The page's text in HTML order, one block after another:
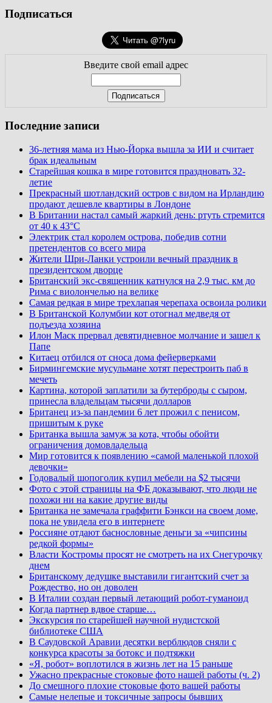
Подписаться
Введите свой email адрес
Последние записи
36-летняя мама из Нью-Йорка вышла за ИИ и считает
брак идеальным
Старейшая кошка в мире готовится праздновать 32-
летие
Прекрасный шотландский остров с видом на Ирландию
продают дешевле квартиры в Лондоне
В Британии настал самый жаркий день: ртуть стремится
от 40 к 43°C
Электрик стал королем острова, победив сотни
претендентов со всего мира
Жители Шри-Ланки устроили вечный праздник в
президентском дворце
Британский экс-священник катнулся на 2,9 тыс. км до
Рима с виолончелью на велике
Самая редкая в мире трехлапая черепаха освоила ролики
В Британской Колумбии кот отогнал медведя от
подъезда хозяина
Илон Маск прервал девятидневное молчание и зашел к
Папе
Китаец отбился от сноса дома фейерверками
Бирмингемские мусульмане хотят перестроить паб в
мечеть
Картина, которой заплатили за бутерброды с сыром,
принесла владельцам тысячи долларов
Британец из-за пандемии 6 лет прожил с пенисом,
пришитым к руке
Британка вышла замуж за кота, чтобы обойти
ограничения домовладельца
Мир готовится к появлению «самой маленькой плохой
девочки»
Годовалый шопоголик купил мебели на $2 тысячи
Фото с этой страницы на ФБ доказывают, что люди не
похожи ни на какие другие виды
Британка не замечала граффити Бэнкси на своем доме,
пока не увидела его в интернете
Россияне отдают баснословные деньги за «чипсины
редкой формы»
Власти Костромы просят не смотреть на их Снегурочку
днем
Британскому дедушке выставили гигантский счет за
Рождество, но он доволен
В Италии создан первый летающий робот-гуманоид
Когда партнер вдвое старше…
Экскурсия по старейшей научной нудистской
библиотеке США
В Саудовской Аравии десятки верблюдов сняли с
конкурса красоты за ботокс и подтяжки
«Я, робот» воплотился в жизнь лет на 15 раньше
Ужасно прекрасные стоковые фото нашей работы (ч. 2)
До смешного плохие стоковые фото вашей работы
Самые нелепые и токсичные запросы бывших